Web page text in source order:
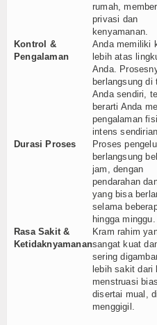
rumah,
privasi dan
kenyamanan.
Kontrol &
Pengalaman
Anda memiliki
lebih atas
Anda.
berlangsung di
Anda sendiri,
berarti Anda
pengalaman
intens sendirian.
Durasi Proses
Proses
berlangsung
jam, dengan
pendarahan
yang bisa
selama
hingga minggu.
Rasa Sakit &
Ketidaknyamanan
Kram rahim
sangat kuat
sering
lebih sakit dari
menstruasi
disertai mual,
menggigil.